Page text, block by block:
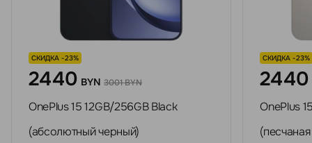
СКИДКА -23%
2440 BYN 3001 BYN
OnePlus 15 12GB/256GB Black
(абсолютный черный)
СКИДКА -23%
2440
OnePlus